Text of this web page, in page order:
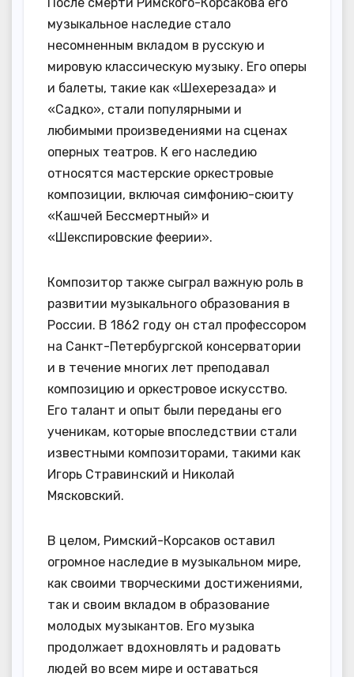
музыкальное наследие стало
несомненным вкладом в русскую и
мировую классическую музыку. Его оперы
и балеты, такие как «Шехерезада» и
«Садко», стали популярными и
любимыми произведениями на сценах
оперных театров. К его наследию
относятся мастерские оркестровые
композиции, включая симфонию-сюиту
«Кашчей Бессмертный» и
«Шекспировские феерии».
Композитор также сыграл важную роль в
развитии музыкального образования в
России. В 1862 году он стал профессором
на Санкт-Петербургской консерватории
и в течение многих лет преподавал
композицию и оркестровое искусство.
Его талант и опыт были переданы его
ученикам, которые впоследствии стали
известными композиторами, такими как
Игорь Стравинский и Николай
Мясковский.
В целом, Римский-Корсаков оставил
огромное наследие в музыкальном мире,
как своими творческими достижениями,
так и своим вкладом в образование
молодых музыкантов. Его музыка
продолжает вдохновлять и радовать
людей во всем мире и оставаться